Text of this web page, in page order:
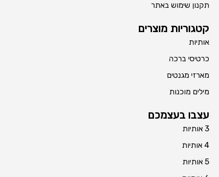
תקנון שימוש באתר
קטגוריות מוצרים
אותיות
כרטיסי ברכה
מארזי מגנטים
מילים מוכנות
עצבו בעצמכם
3 אותיות
4 אותיות
5 אותיות